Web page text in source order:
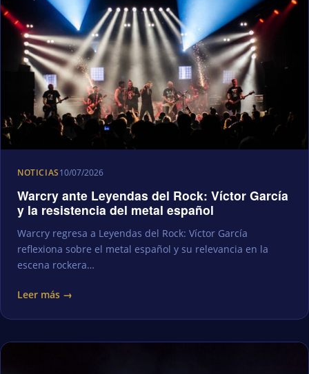
NOTICIAS10/07/2026
Warcry ante Leyendas del Rock: Víctor García
y la resistencia del metal español
Warcry regresa a Leyendas del Rock: Víctor García
reflexiona sobre el metal español y su relevancia en la
escena rockera…
Leer más →